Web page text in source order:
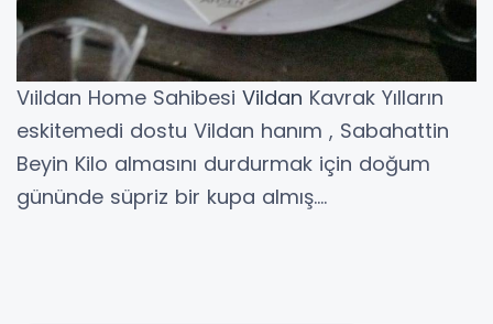
Vıildan Home Sahibesi Vildan Kavrak Yılların
eskitemedi dostu Vildan hanım , Sabahattin
Beyin Kilo almasını durdurmak için doğum
gününde süpriz bir kupa almış....